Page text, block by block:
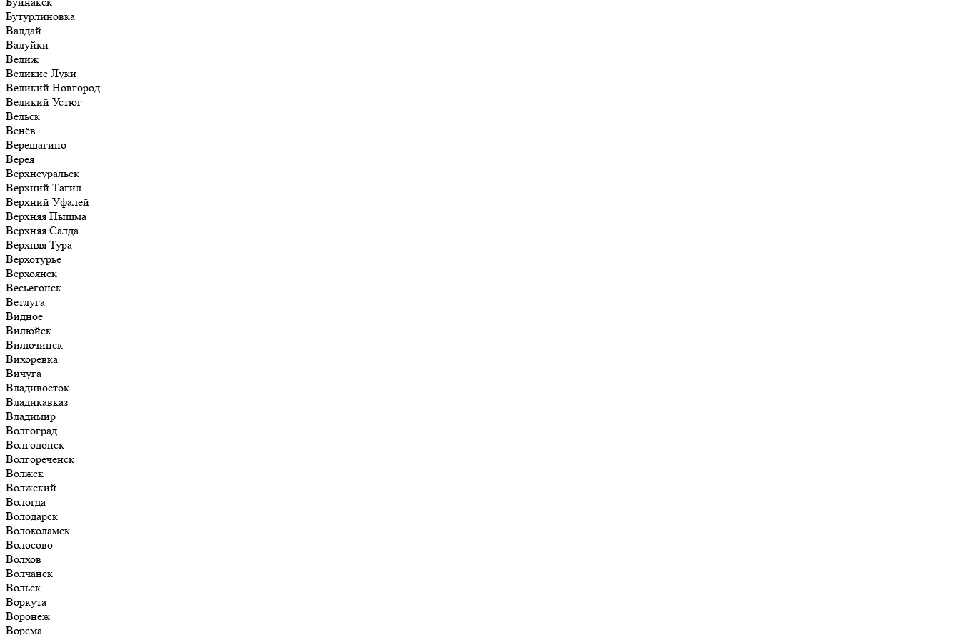
Бутурлиновка
Валдай
Валуйки
Велиж
Великие Луки
Великий Новгород
Великий Устюг
Вельск
Венёв
Верещагино
Верея
Верхнеуральск
Верхний Тагил
Верхний Уфалей
Верхняя Пышма
Верхняя Салда
Верхняя Тура
Верхотурье
Верхоянск
Весьегонск
Ветлуга
Видное
Вилюйск
Вилючинск
Вихоревка
Вичуга
Владивосток
Владикавказ
Владимир
Волгоград
Волгодонск
Волгореченск
Волжск
Волжский
Вологда
Володарск
Волоколамск
Волосово
Волхов
Волчанск
Вольск
Воркута
Воронеж
Ворсма